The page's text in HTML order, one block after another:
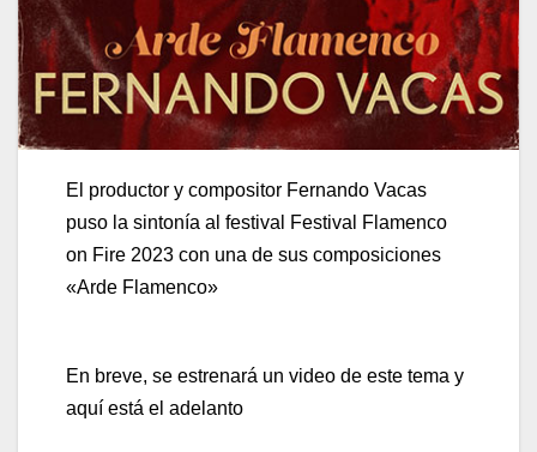
El productor y compositor Fernando Vacas
puso la sintonía al festival Festival Flamenco
on Fire 2023 con una de sus composiciones
«Arde Flamenco»
En breve, se estrenará un video de este tema y
aquí está el adelanto